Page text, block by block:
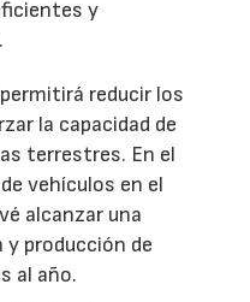
y
reducir los
la capacidad de
terrestres. En el
vehículos en el
alcanzar una
y producción de
al año.